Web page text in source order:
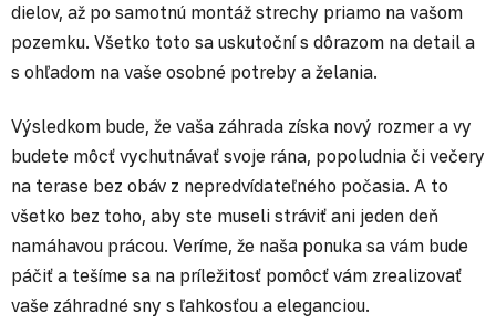
dielov, až po samotnú montáž strechy priamo na vašom
pozemku. Všetko toto sa uskutoční s dôrazom na detail a
s ohľadom na vaše osobné potreby a želania.
Výsledkom bude, že vaša záhrada získa nový rozmer a vy
budete môcť vychutnávať svoje rána, popoludnia či večery
na terase bez obáv z nepredvídateľného počasia. A to
všetko bez toho, aby ste museli stráviť ani jeden deň
namáhavou prácou. Veríme, že naša ponuka sa vám bude
páčiť a tešíme sa na príležitosť pomôcť vám zrealizovať
vaše záhradné sny s ľahkosťou a eleganciou.